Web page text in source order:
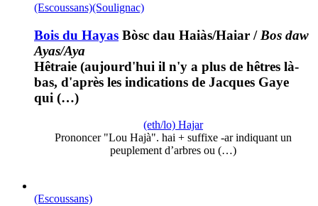
(Escoussans)(Soulignac)
Bois du Hayas Bòsc dau Haiàs/Haiar / Bos daw
Ayas/Aya
Hêtraie (aujourd'hui il n'y a plus de hêtres là-
bas, d'après les indications de Jacques Gaye
qui (…)
(eth/lo) Hajar
Prononcer "Lou Hajà". hai + suffixe -ar indiquant un
peuplement d’arbres ou (…)
(Escoussans)